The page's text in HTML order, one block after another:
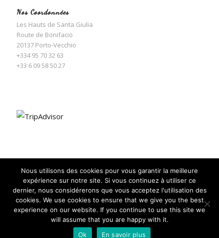
Nos Coordonnées
Les Hauts de Santa Giulia
Route de Bonifacio
20137 Porto-Vecchio
+334 95 70 32 63
+33 6 09 58 50 27
© Les Hauts de Santa Giulia -
powered by Expert WordPress Theme
Nous utilisons des cookies pour vous garantir la meilleure
expérience sur notre site. Si vous continuez à utiliser ce
dernier, nous considérerons que vous acceptez l'utilisation des
cookies. We use cookies to ensure that we give you the best
experience on our website. If you continue to use this site we
will assume that you are happy with it.
Ok
En savoir plus